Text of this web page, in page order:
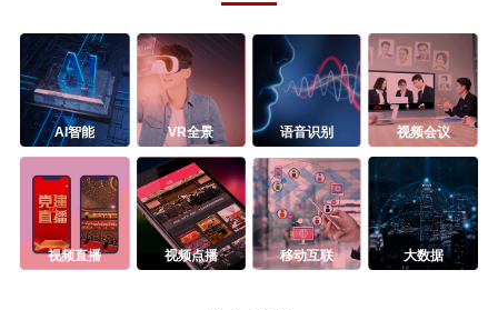
AI智能 VR全景 语音识别 视频会议
视频直播 视频点播 移动互联 大数据